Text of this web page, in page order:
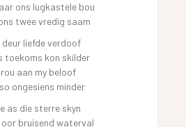
ons lugkastele bou
twee vredig saam
liefde verdoof
toekoms kon skilder
aan my beloof
ongesiens minder
as die sterre skyn
bruisend waterval